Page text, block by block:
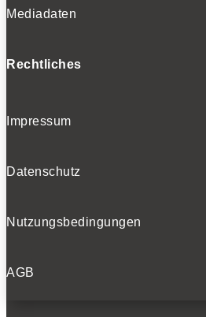
Mediadaten
Rechtliches
Impressum
Datenschutz
Nutzungsbedingungen
AGB